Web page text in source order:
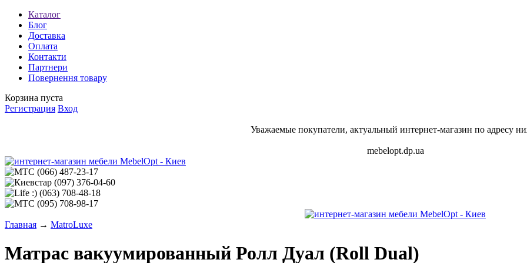
Каталог
Блог
Доставка
Оплата
Контакти
Партнери
Повернення товару
Корзина пуста
Регистрация Вход
Уважаемые покупатели, актуальный интернет-магазин по адресу
mebelopt.dp.ua
(066) 487-23-17
(097) 376-04-60
(063) 708-48-18
(095) 708-98-17
Главная → MatroLuxe
Матрас вакуумированный Ролл Дуал (Roll Dual)